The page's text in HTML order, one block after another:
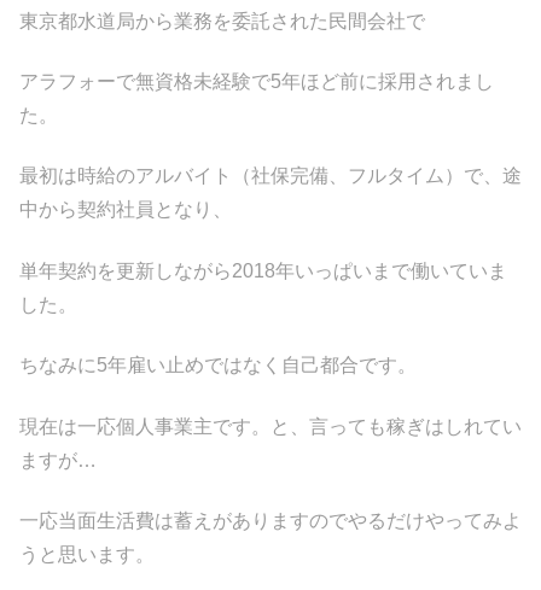
東京都水道局から業務を委託された民間会社で
アラフォーで無資格未経験で5年ほど前に採用されまし
た。
最初は時給のアルバイト（社保完備、フルタイム）で、途
中から契約社員となり、
単年契約を更新しながら2018年いっぱいまで働いていま
した。
ちなみに5年雇い止めではなく自己都合です。
現在は一応個人事業主です。と、言っても稼ぎはしれてい
ますが…
一応当面生活費は蓄えがありますのでやるだけやってみよ
うと思います。